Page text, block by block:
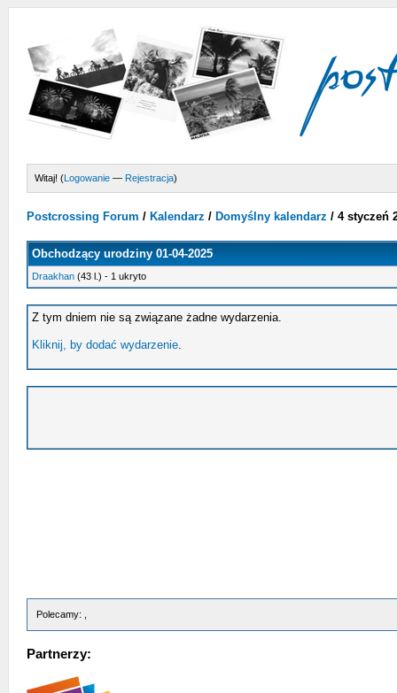
Witaj! (Logowanie — Rejestracja)
Postcrossing Forum / Kalendarz / Domyślny kalendarz / 4 styczeń
Obchodzący urodziny 01-04-2025
Draakhan (43 l.) - 1 ukryto
Z tym dniem nie są związane żadne wydarzenia.
Kliknij, by dodać wydarzenie.
Polecamy: ,
Partnerzy: